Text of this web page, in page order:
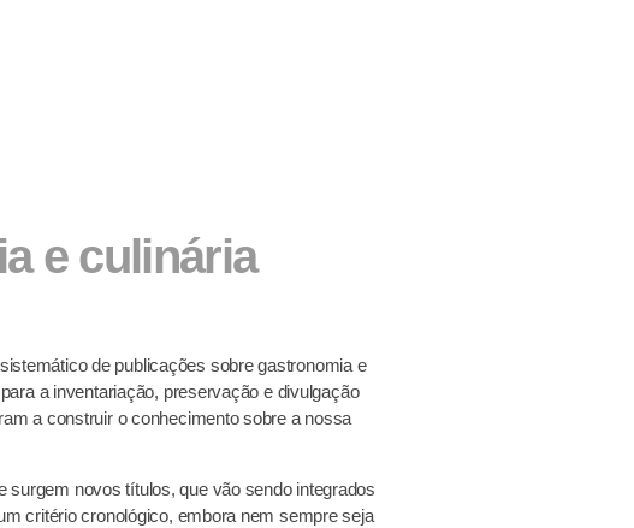
e culinária
de publicações sobre gastronomia e
a inventariação, preservação e divulgação
a construir o conhecimento sobre a nossa
surgem novos títulos, que vão sendo integrados
critério cronológico, embora nem sempre seja